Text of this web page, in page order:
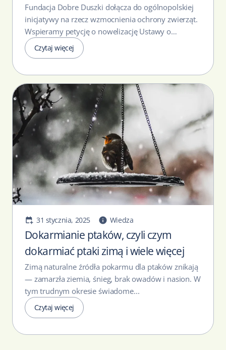
zwierząt
Fundacja Dobre Duszki dołącza do ogólnopolskiej
inicjatywy na rzecz wzmocnienia ochrony zwierząt.
Wspieramy petycję o nowelizację Ustawy o
ochronie zwierząt,...
Czytaj więcej
31 stycznia, 2025 Wiedza
Dokarmianie ptaków, czyli czym
dokarmiać ptaki zimą i wiele więcej
Zimą naturalne źródła pokarmu dla ptaków znikają
— zamarzła ziemia, śnieg, brak owadów i nasion. W
tym trudnym okresie świadome...
Czytaj więcej